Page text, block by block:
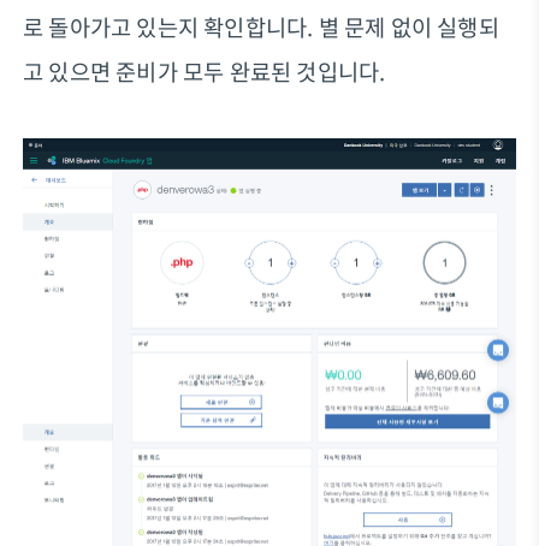
로 돌아가고 있는지 확인합니다. 별 문제 없이 실행되
고 있으면 준비가 모두 완료된 것입니다.